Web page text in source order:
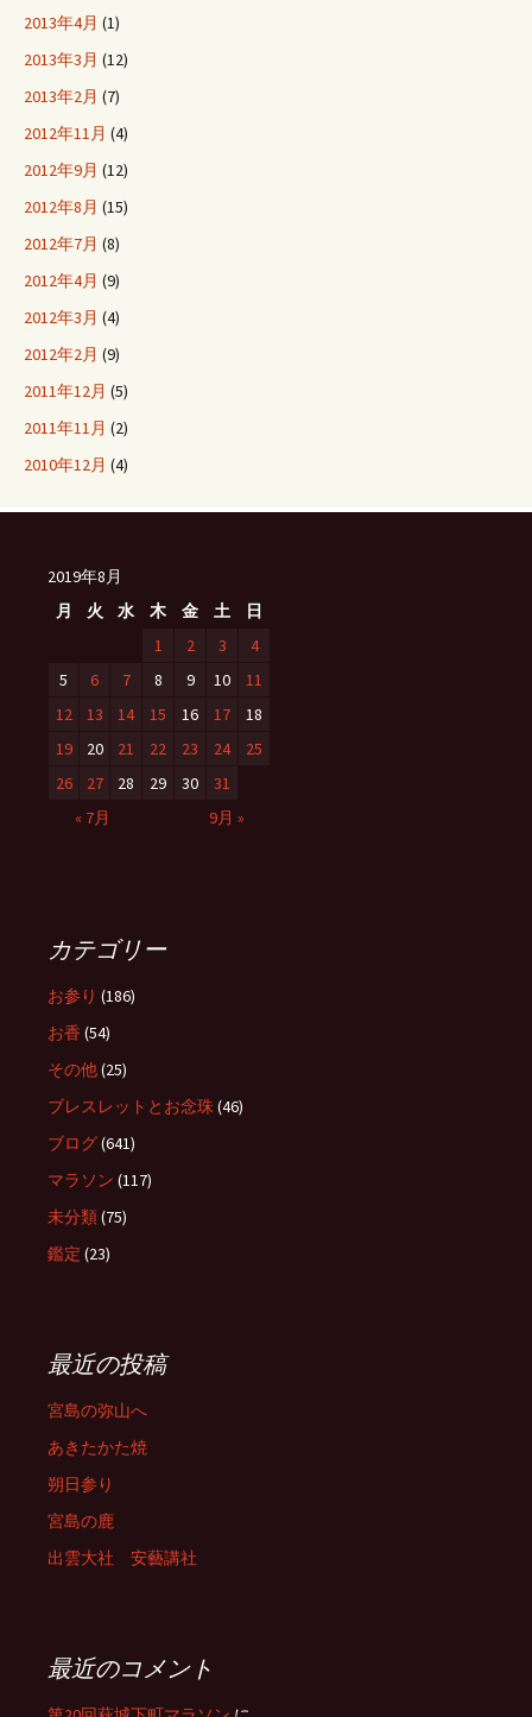
2013年4月 (1)
2013年3月 (12)
2013年2月 (7)
2012年11月 (4)
2012年9月 (12)
2012年8月 (15)
2012年7月 (8)
2012年4月 (9)
2012年3月 (4)
2012年2月 (9)
2011年12月 (5)
2011年11月 (2)
2010年12月 (4)
2019年8月
月
火 水 木 金 土
日
1
2 3
4
5
6 7 8 9 10
11
12
13 14 15 16 17
18
19
20 21 22 23 24
25
26
27 28 29 30
31
« 7月
9月 »
カテゴリー
お参り (186)
お香 (54)
その他(25)
ブレスレットとお念珠(46)
ブログ(641)
マラソン (117)
未分類(75)
鑑定 (23)
最近の投稿
宮島の弥山へ
あきたかた焼
朔日参り
宮島の鹿
出雲大社 安藝講社
最近のコメント